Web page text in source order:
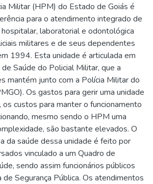
Militar (HPM) do Estado de Goiás é
para o atendimento integrado de
laboratorial e odontológica
militares e de seus dependentes
1994. Esta unidade é articulada em
Saúde do Policial Militar, que a
mantém junto com a Polícia Militar do
Os gastos para gerir uma unidade
custos para manter o funcionamento
mesmo sendo o HPM uma
são bastante elevados. O
da saúde dessa unidade é feito por
vinculado a um Quadro de
sendo assim funcionários públicos
Segurança Pública. Os atendimentos